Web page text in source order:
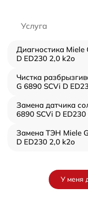
Услуга
Диагностика Miele
D ED230 2,0 k2o
Чистка
G 6890 SCVi D
Замена датчика
6890 SCVi D
Замена ТЭН Miele
D ED230 2,0 k2o
У меня